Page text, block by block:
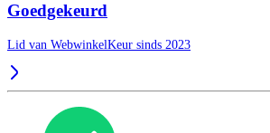
Goedgekeurd
Lid van WebwinkelKeur sinds 2023